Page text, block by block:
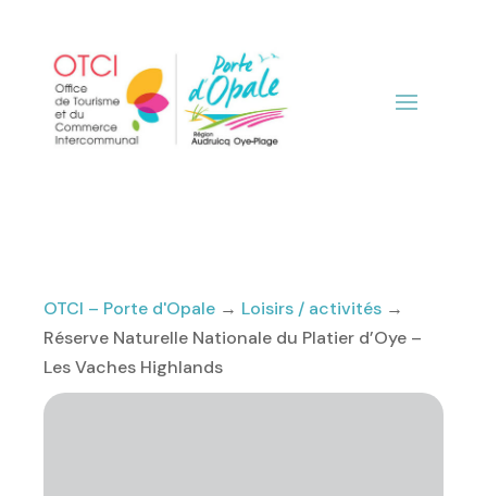
OTCI – Porte d'Opale → Loisirs / activités →
Réserve Naturelle Nationale du Platier d’Oye –
Les Vaches Highlands